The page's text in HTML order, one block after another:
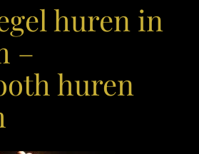
huren in
–
huren